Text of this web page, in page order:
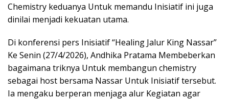
Chemistry keduanya Untuk memandu Inisiatif ini juga
dinilai menjadi kekuatan utama.
Di konferensi pers Inisiatif “Healing Jalur King Nassar”
Ke Senin (27/4/2026), Andhika Pratama Membeberkan
bagaimana triknya Untuk membangun chemistry
sebagai host bersama Nassar Untuk Inisiatif tersebut.
Ia mengaku berperan menjaga alur Kegiatan agar